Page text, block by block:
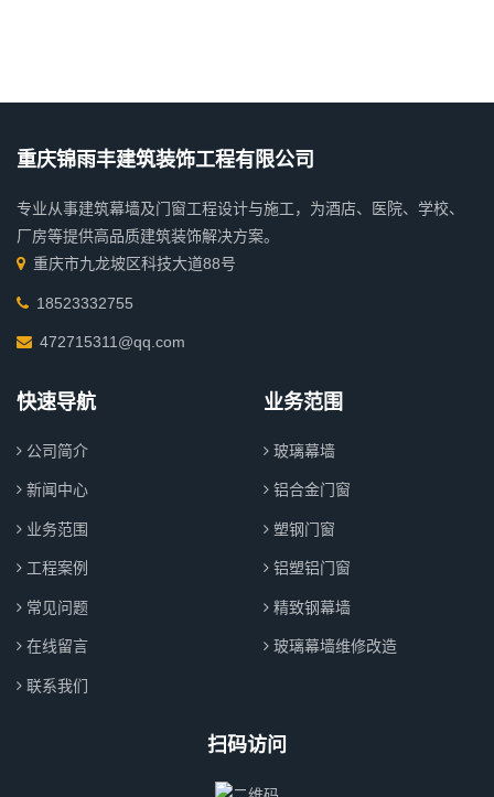
重庆锦雨丰建筑装饰工程有限公司
专业从事建筑幕墙及门窗工程设计与施工，为酒店、医院、学校、
厂房等提供高品质建筑装饰解决方案。
重庆市九龙坡区科技大道88号
18523332755
472715311@qq.com
快速导航
公司简介
新闻中心
业务范围
工程案例
常见问题
在线留言
联系我们
业务范围
玻璃幕墙
铝合金门窗
塑钢门窗
铝塑铝门窗
精致钢幕墙
玻璃幕墙维修改造
扫码访问